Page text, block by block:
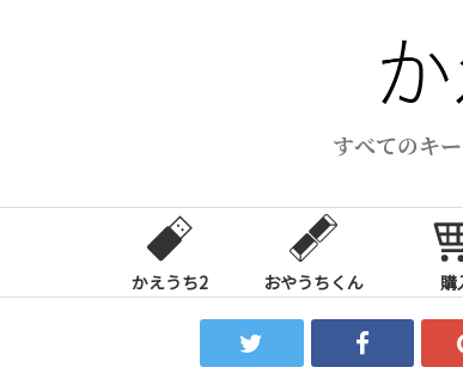
すべてのキ
かえうち2 おやうちくん 購